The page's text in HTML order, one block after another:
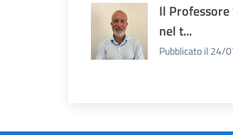
Il
nel t...
Pubblicato il 24/